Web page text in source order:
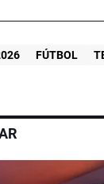
FÚTBOL